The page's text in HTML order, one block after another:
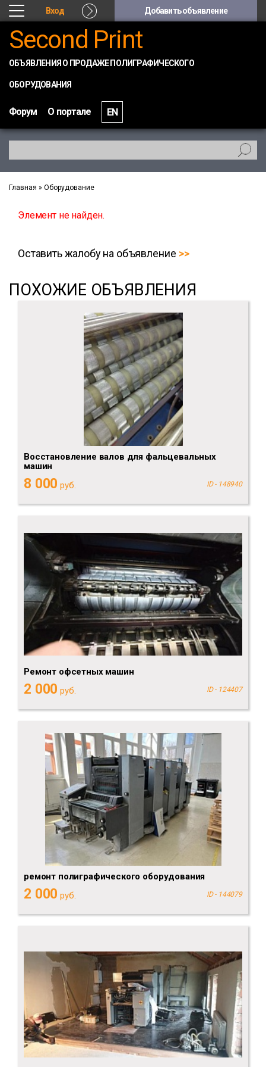
Вход Добавить объявление
Second Print
ОБЪЯВЛЕНИЯ О ПРОДАЖЕ ПОЛИГРАФИЧЕСКОГО
ОБОРУДОВАНИЯ
Форум О портале EN
Главная » Оборудование
Элемент не найден.
Оставить жалобу на объявление
ПОХОЖИЕ ОБЪЯВЛЕНИЯ
Восстановление валов для фальцевальных
машин
8 000 руб. ID - 148940
Ремонт офсетных машин
2 000 руб. ID - 124407
ремонт полиграфического оборудования
2 000 руб. ID - 144079